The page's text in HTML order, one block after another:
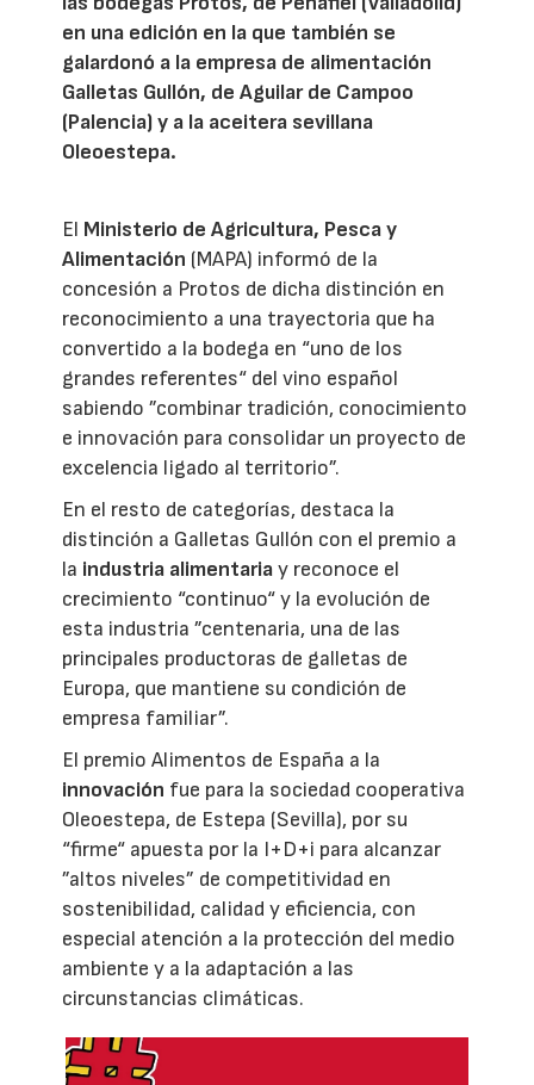
en una edición en la que también se
galardonó a la empresa de alimentación
Galletas Gullón, de Aguilar de Campoo
(Palencia) y a la aceitera sevillana
Oleoestepa.
El Ministerio de Agricultura, Pesca y
Alimentación (MAPA) informó de la
concesión a Protos de dicha distinción en
reconocimiento a una trayectoria que ha
convertido a la bodega en “uno de los
grandes referentes“ del vino español
sabiendo ”combinar tradición, conocimiento
e innovación para consolidar un proyecto de
excelencia ligado al territorio”.
En el resto de categorías, destaca la
distinción a Galletas Gullón con el premio a
la industria alimentariay reconoce el
crecimiento “continuo“ y la evolución de
esta industria ”centenaria, una de las
principales productoras de galletas de
Europa, que mantiene su condición de
empresa familiar”.
El premio Alimentos de España a la
innovación fue para la sociedad cooperativa
Oleoestepa, de Estepa (Sevilla), por su
“firme“ apuesta por la I+D+i para alcanzar
”altos niveles” de competitividad en
sostenibilidad, calidad y eficiencia, con
especial atención a la protección del medio
ambiente y a la adaptación a las
circunstancias climáticas.